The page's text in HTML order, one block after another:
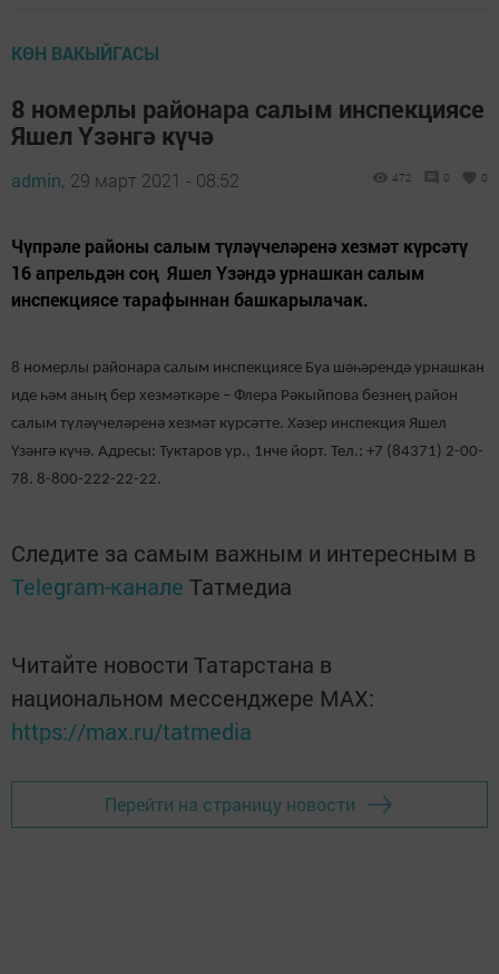
КӨН ВАКЫЙГАСЫ
8 номерлы районара салым инспекциясе
Яшел Үзәнгә күчә
admin, 29 март 2021 - 08:52 472 0 0
Чүпрәле районы салым түләүчеләренә хезмәт күрсәтү
16 апрельдән соң Яшел Үзәндә урнашкан салым
инспекциясе тарафыннан башкарылачак.
8 номерлы районара салым инспекциясе Буа шәһәрендә урнашкан
иде һәм аның бер хезмәткәре – Флера Рәкыйпова безнең район
салым түләүчеләренә хезмәт күрсәтте. Хәзер инспекция Яшел
Үзәнгә күчә. Адресы: Туктаров ур., 1нче йорт. Тел.: +7 (84371) 2-00-
78. 8-800-222-22-22.
Следите за самым важным и интересным в
Telegram-канале Татмедиа
Читайте новости Татарстана в
национальном мессенджере MАХ:
https://max.ru/tatmedia
Перейти на страницу новости